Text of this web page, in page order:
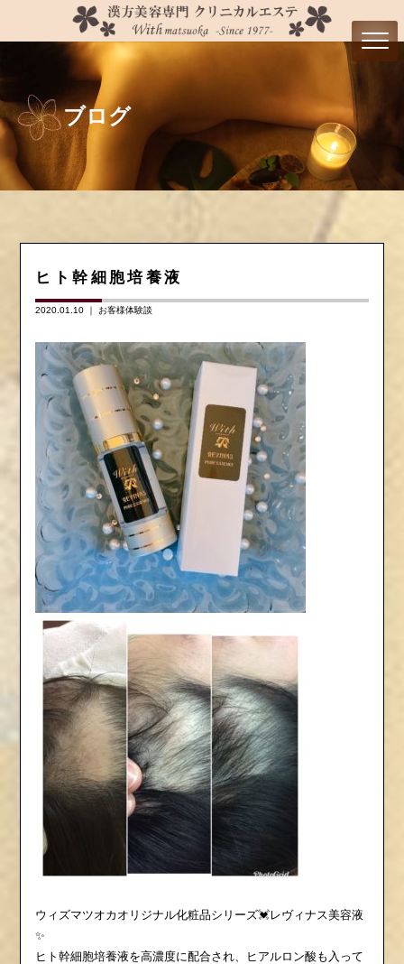
ブログ
ヒト幹細胞培養液
2020.01.10 ｜ お客様体験談
ウィズマツオカオリジナル化粧品シリーズ💓レヴィナス美容液
✨
ヒト幹細胞培養液を高濃度に配合され、ヒアルロン酸も入って